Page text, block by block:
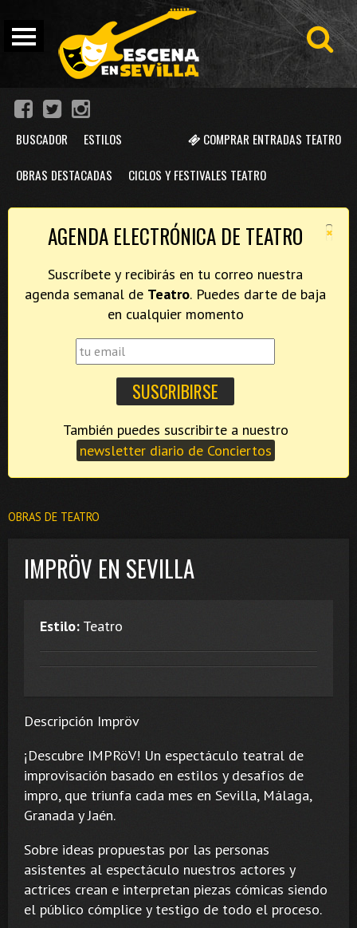
COMPRAR ENTRADAS TEATRO
BUSCADOR ESTILOS
OBRAS DESTACADAS CICLOS Y FESTIVALES TEATRO
×
AGENDA ELECTRÓNICA DE TEATRO
Suscríbete y recibirás en tu correo nuestra
agenda semanal de Teatro. Puedes darte de baja
en cualquier momento
newsletter diario de Conciertos
OBRAS DE TEATRO
IMPRÖV EN SEVILLA
Estilo: Teatro
Descripción Impröv
¡Descubre IMPRöV! Un espectáculo teatral de
improvisación basado en estilos y desafíos de
impro, que triunfa cada mes en Sevilla, Málaga,
Granada y Jaén.
Sobre ideas propuestas por las personas
asistentes al espectáculo nuestros actores y
actrices crean e interpretan piezas cómicas siendo
el público cómplice y testigo de todo el proceso.